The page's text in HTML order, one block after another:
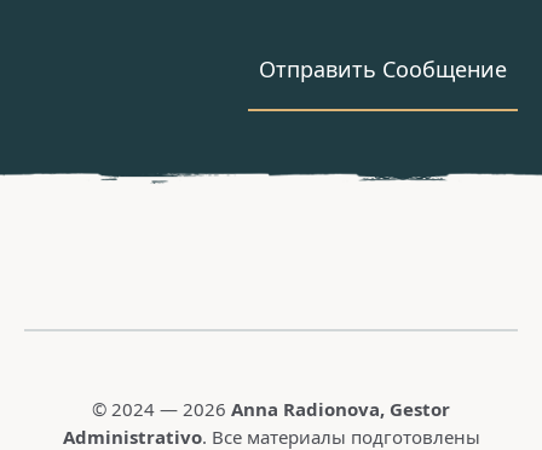
© 2024 — 2026 Anna Radionova, Gestor
Administrativo. Все материалы подготовлены